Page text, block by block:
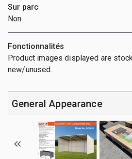
Sur parc
Non
Fonctionnalités
Product images displayed are
new/unused.
General Appearance